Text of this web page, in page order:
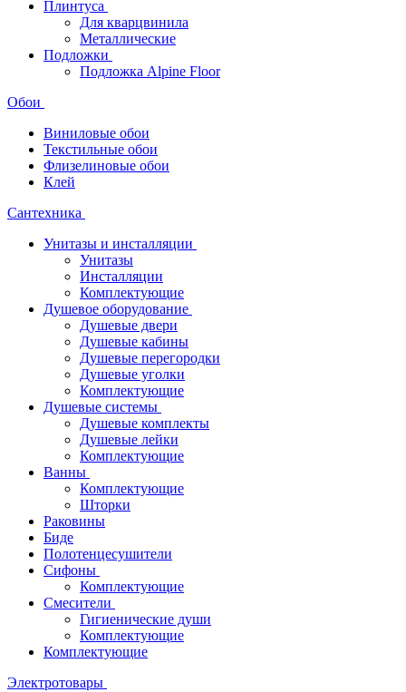
Плинтуса
Для кварцвинила
Металлические
Подложки
Подложка Alpine Floor
Обои
Виниловые обои
Текстильные обои
Флизелиновые обои
Клей
Сантехника
Унитазы и инсталляции
Унитазы
Инсталляции
Комплектующие
Душевое оборудование
Душевые двери
Душевые кабины
Душевые перегородки
Душевые уголки
Комплектующие
Душевые системы
Душевые комплекты
Душевые лейки
Комплектующие
Ванны
Комплектующие
Шторки
Раковины
Биде
Полотенцесушители
Сифоны
Комплектующие
Смесители
Гигиенические души
Комплектующие
Комплектующие
Электротовары